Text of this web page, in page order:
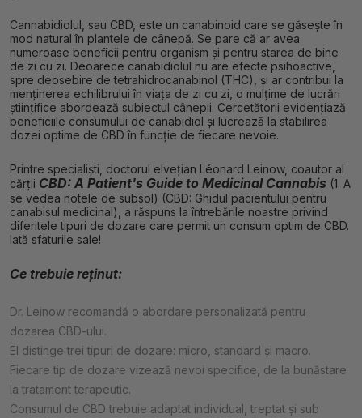
Cannabidiolul, sau CBD, este un canabinoid care se găsește în
mod natural în plantele de cânepă. Se pare că ar avea
numeroase beneficii pentru organism și pentru starea de bine
de zi cu zi. Deoarece canabidiolul nu are efecte psihoactive,
spre deosebire de tetrahidrocanabinol (THC), și ar contribui la
menținerea echilibrului în viața de zi cu zi, o mulțime de lucrări
științifice abordează subiectul cânepii. Cercetătorii evidențiază
beneficiile consumului de canabidiol și lucrează la stabilirea
dozei optime de CBD în funcție de fiecare nevoie.
Printre specialiști, doctorul elvețian Léonard Leinow, coautor al
cărții CBD: A Patient's Guide to Medicinal Cannabis (1. A
se vedea notele de subsol) (CBD: Ghidul pacientului pentru
canabisul medicinal), a răspuns la întrebările noastre privind
diferitele tipuri de dozare care permit un consum optim de CBD.
Iată sfaturile sale!
Ce trebuie reținut:
Dr. Leinow recomandă o abordare personalizată pentru
dozarea CBD-ului.
El distinge trei tipuri de dozare: micro, standard și macro.
Fiecare tip de dozare vizează nevoi specifice, de la bunăstare
la tratament terapeutic.
Consumul de CBD trebuie adaptat individual, treptat și sub